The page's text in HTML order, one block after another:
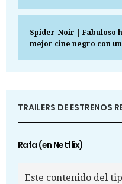
Spider-Noir | Fabuloso
mejor cine negro con
TRAILERS DE ESTRENOS
Rafa (en Netflix)
Este contenido del